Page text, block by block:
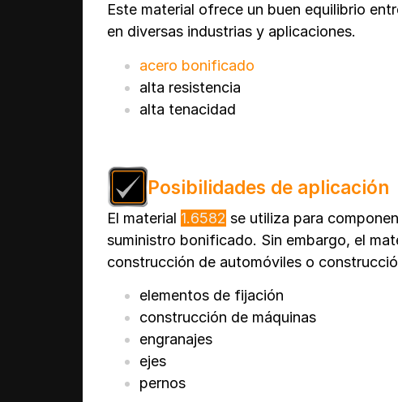
Este material ofrece un buen equilibrio
en diversas industrias y aplicaciones.
acero bonificado
alta resistencia
alta tenacidad
Posibilidades de aplicación
El material 1.6582 se utiliza para
suministro bonificado. Sin embargo, el
construcción de automóviles o
elementos de fijación
construcción de máquinas
engranajes
ejes
pernos